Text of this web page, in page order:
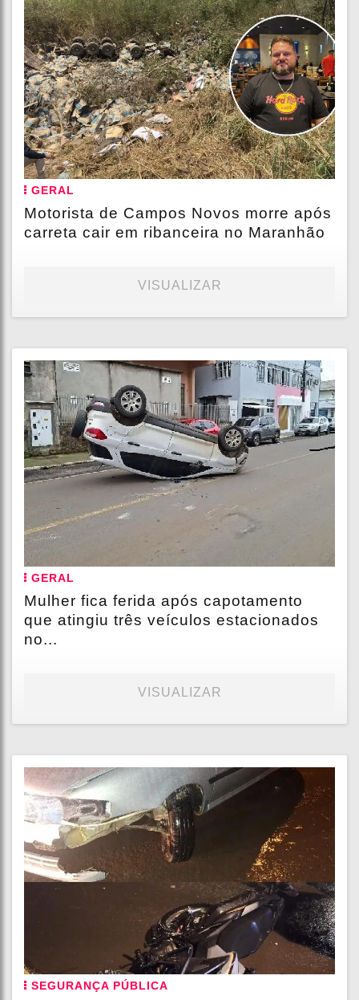
GERAL
Motorista de Campos Novos morre após
carreta cair em ribanceira no Maranhão
VISUALIZAR
GERAL
Mulher fica ferida após capotamento
que atingiu três veículos estacionados
no...
VISUALIZAR
SEGURANÇA PÚBLICA